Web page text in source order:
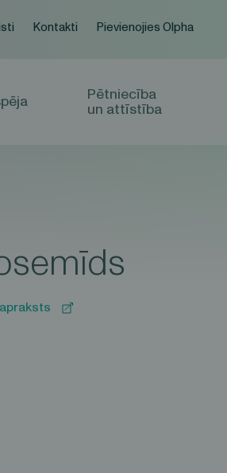
Kontakti Pievienojies Olpha
Pētniecība
un attīstība